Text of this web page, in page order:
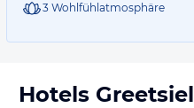
3 Wohlfühlatmosphäre
Hotels Greetsiel